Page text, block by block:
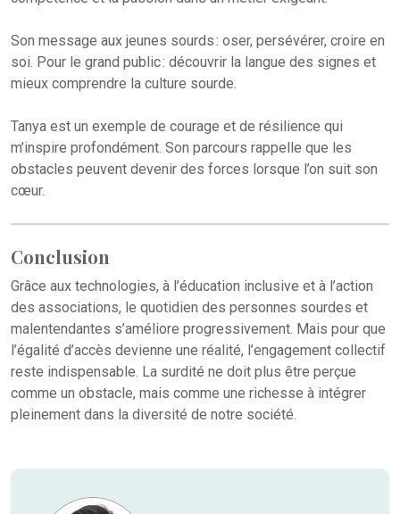
Son message aux jeunes sourds : oser, persévérer, croire en
soi. Pour le grand public : découvrir la langue des signes et
mieux comprendre la culture sourde.
Tanya est un exemple de courage et de résilience qui
m’inspire profondément. Son parcours rappelle que les
obstacles peuvent devenir des forces lorsque l’on suit son
cœur.
Conclusion
Grâce aux technologies, à l’éducation inclusive et à l’action
des associations, le quotidien des personnes sourdes et
malentendantes s’améliore progressivement. Mais pour que
l’égalité d’accès devienne une réalité, l’engagement collectif
reste indispensable. La surdité ne doit plus être perçue
comme un obstacle, mais comme une richesse à intégrer
pleinement dans la diversité de notre société.